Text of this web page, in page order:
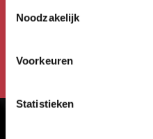
Noodzakelijk
Voorkeuren
Statistieken